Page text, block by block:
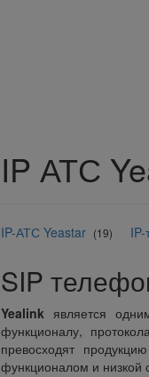
IP АТС
IP-АТС Yeastar (19)
SIP
Yealinkявляется
функционалу,
превосходят
функционалом и низкой